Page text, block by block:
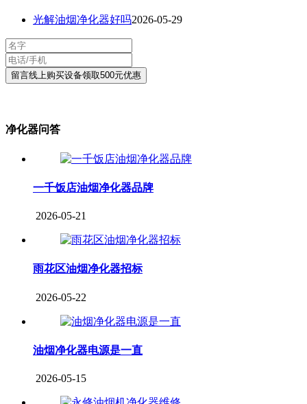
光解油烟净化器好吗2026-05-29
净化器问答
一千饭店油烟净化器品牌
2026-05-21
雨花区油烟净化器招标
2026-05-22
油烟净化器电源是一直
2026-05-15